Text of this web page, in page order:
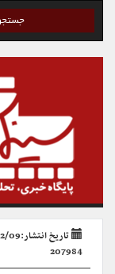
تاریخ انتشار:1404/02/09 - 14:19
207984